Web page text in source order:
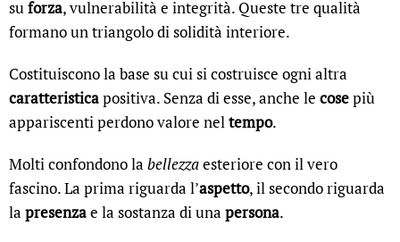
suforza, vulnerabilità e integrità. Queste tre qualità
formano un triangolo di solidità interiore.
Costituiscono la base su cui si costruisce ogni altra
caratteristicapositiva. Senza di esse, anche le cosepiù
appariscenti perdono valore neltempo.
Molti confondono la bellezzaesteriore con il vero
fascino. La prima riguarda l’aspetto, il secondo riguarda
la presenzae la sostanza di una persona.